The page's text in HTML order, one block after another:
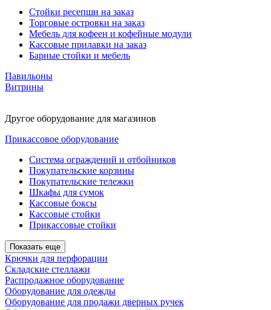
Стойки ресепшн на заказ
Торговые островки на заказ
Мебель для кофеен и кофейные модули
Кассовые прилавки на заказ
Барные стойки и мебель
Павильоны
Витрины
Другое оборудование для магазинов
Прикассовое оборудование
Система ограждений и отбойников
Покупательские корзины
Покупательские тележки
Шкафы для сумок
Кассовые боксы
Кассовые стойки
Прикассовые стойки
Показать еще
Крючки для перфорации
Складские стеллажи
Распродажное оборудование
Оборудование для одежды
Оборудование для продажи дверных ручек